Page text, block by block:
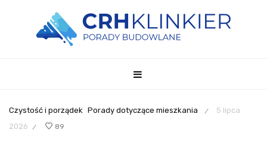
Czystość i porządek Porady dotyczące mieszkania /
5 lipca
2026
/ 89